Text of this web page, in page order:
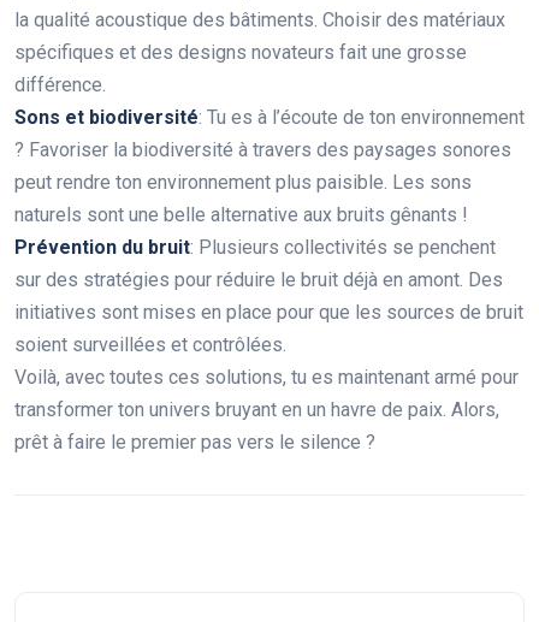
la qualité acoustique des bâtiments. Choisir des matériaux
spécifiques et des designs novateurs fait une grosse
différence.
Sons et biodiversité: Tu es à l’écoute de ton environnement
? Favoriser la biodiversité à travers des paysages sonores
peut rendre ton environnement plus paisible. Les sons
naturels sont une belle alternative aux bruits gênants !
Prévention du bruit: Plusieurs collectivités se penchent
sur des stratégies pour réduire le bruit déjà en amont. Des
initiatives sont mises en place pour que les sources de bruit
soient surveillées et contrôlées.
Voilà, avec toutes ces solutions, tu es maintenant armé pour
transformer ton univers bruyant en un havre de paix. Alors,
prêt à faire le premier pas vers le silence ?